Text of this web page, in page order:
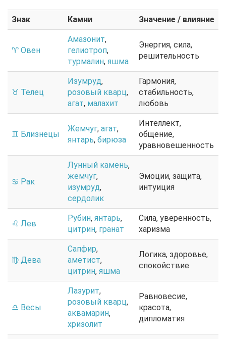
Знак Камни Значение / влияние
♈ Овен
Амазонит,
гелиотроп,
турмалин, яшма
Энергия, сила,
решительность
♉ Телец
Изумруд,
розовый кварц,
агат, малахит
Гармония,
стабильность,
любовь
♊ Близнецы
Жемчуг, агат,
янтарь, бирюза
Интеллект,
общение,
уравновешенность
♋ Рак
Лунный камень,
жемчуг,
изумруд,
сердолик
Эмоции, защита,
интуиция
♌ Лев
Рубин, янтарь,
цитрин, гранат
Сила, уверенность,
харизма
♍ Дева
Сапфир,
аметист,
цитрин, яшма
Логика, здоровье,
спокойствие
♎ Весы
Лазурит,
розовый кварц,
аквамарин,
хризолит
Равновесие,
красота,
дипломатия